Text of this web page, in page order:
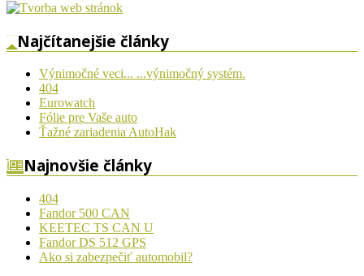
Najčítanejšie články
Výnimočné veci... ...výnimočný systém.
404
Eurowatch
Fólie pre Vaše auto
Ťažné zariadenia AutoHak
Najnovšie články
404
Fandor 500 CAN
KEETEC TS CAN U
Fandor DS 512 GPS
Ako si zabezpečiť automobil?